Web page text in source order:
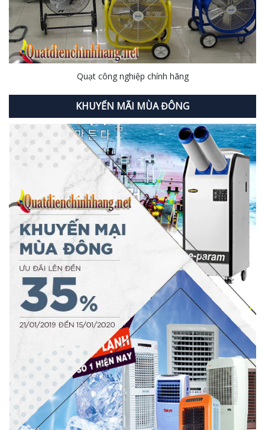
Quạt công nghiệp chính hãng
KHUYẾN MÃI MÙA ĐÔNG